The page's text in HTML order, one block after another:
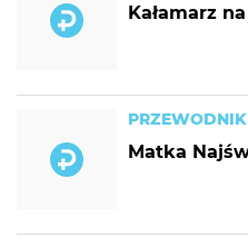
Kałamarz
Matka